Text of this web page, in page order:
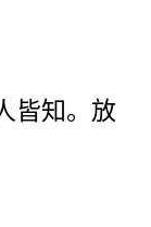
皆知。放